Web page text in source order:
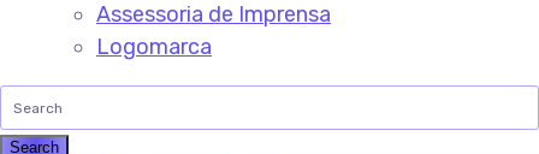
Assessoria de Imprensa
Logomarca